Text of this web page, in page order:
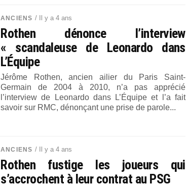
ANCIENS / Il y a 4 ans
Rothen dénonce l’interview
« scandaleuse de Leonardo dans
L’Équipe
Jérôme Rothen, ancien ailier du Paris Saint-
Germain de 2004 à 2010, n’a pas apprécié
l’interview de Leonardo dans L’Équipe et l’a fait
savoir sur RMC, dénonçant une prise de parole...
ANCIENS / Il y a 4 ans
Rothen fustige les joueurs qui
s’accrochent à leur contrat au PSG